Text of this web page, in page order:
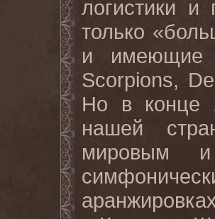
логистики и
только
и имеющие
Scorpions,
Но в конце
нашей
мировым и